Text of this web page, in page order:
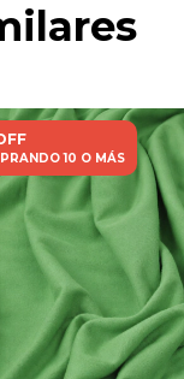
10 O MÁS